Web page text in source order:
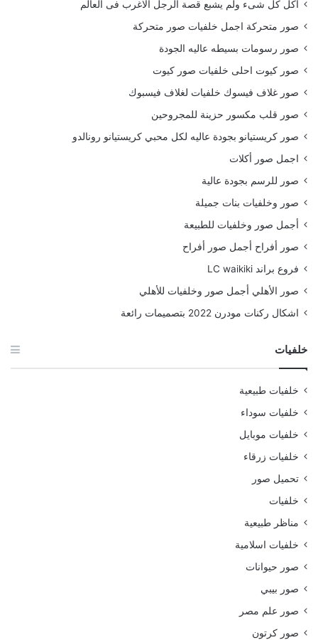
أكل كل شىء ولم يشبع قصة الرجل الاغرب فى العالم
صور متحركة اجمل خلفيات صور متحركة
صور رسومات بسيطه عاليه الجودة
صور كيوت احلى خلفيات صور كيوت
صور غلاف فيسوك خلفيات لغلاف فيسبوك
صور قلب مكسور حزينة للمجروحين
صور كريستيانو بجودة عاليه لكل محبي كريستيانو رونالدو
اجمل صور أكلات
صور للرسم بجودة عالية
صور وخلفيات بنات جميلة
أجمل صور وخلفيات للطبيعة
صور أفراح أجمل صور أفراح
فروع براند LC waikiki
صور الأهلي أجمل صور وخلفيات للأهلي
اشكال ركنات مودرن 2022 بتصميمات رائعة
خلفيات
خلفيات طبيعية
خلفيات سوداء
خلفيات موبايل
خلفيات زرقاء
تحميل صور
خلفيات
مناظر طبيعية
خلفيات اسلامية
صور حيوانات
صور بيبي
صور علم مصر
صور كرتون